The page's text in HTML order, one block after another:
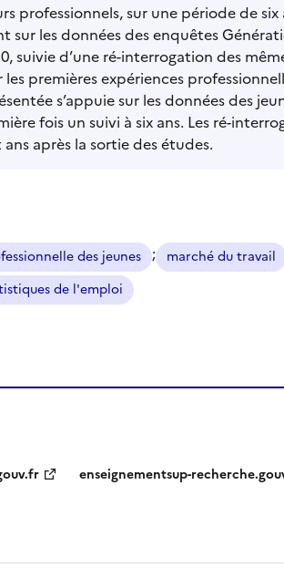
sur une période de six
les données des enquêtes
d’une ré-interrogation des
premières expériences
s’appuie sur les données des
fois un suivi à six ans. Les ré-
après la sortie des études.
des jeunes ; marché du travail
de l'emploi
enseignementsup-